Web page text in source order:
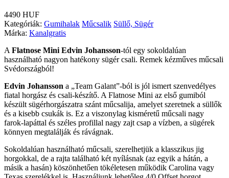
4490 HUF
Kategóriák: Gumihalak Műcsalik Süllő, Sügér
Márka: Kanalgratis
A Flatnose Mini Edvin Johansson-tól egy sokoldalúan
használható nagyon hatékony sügér csali. Remek kézműves műcsali
Svédországból!
Edvin Johansson a „Team Galant”-ból is jól ismert szenvedélyes
fiatal horgász és csali-készítő. A Flatnose Mini az első gumiból
készült sügérhorgászatra szánt műcsalija, amelyet szeretnek a süllők
és a kisebb csukák is. Ez a viszonylag kisméretű műcsali nagy
farok-lapáttal és széles profillal nagy zajt csap a vízben, a sügérek
könnyen megtalálják és rávágnak.
Sokoldalúan használható műcsali, szerelhetjük a klasszikus jig
horgokkal, de a rajta található két nyílásnak (az egyik a hátán, a
másik a hasán) köszönhetően tökéletesen működik Carolina vagy